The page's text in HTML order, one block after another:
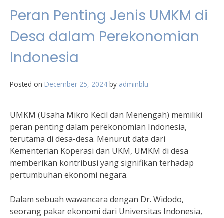
Peran Penting Jenis UMKM di
Desa dalam Perekonomian
Indonesia
Posted on December 25, 2024 by adminblu
UMKM (Usaha Mikro Kecil dan Menengah) memiliki
peran penting dalam perekonomian Indonesia,
terutama di desa-desa. Menurut data dari
Kementerian Koperasi dan UKM, UMKM di desa
memberikan kontribusi yang signifikan terhadap
pertumbuhan ekonomi negara.
Dalam sebuah wawancara dengan Dr. Widodo,
seorang pakar ekonomi dari Universitas Indonesia,